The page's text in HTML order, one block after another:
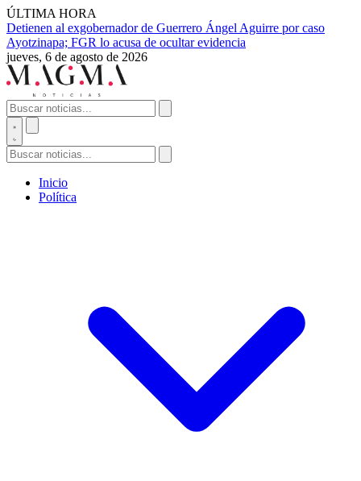
ÚLTIMA HORA
Detienen al exgobernador de Guerrero Ángel Aguirre por caso
Ayotzinapa; FGR lo acusa de ocultar evidencia
jueves, 6 de agosto de 2026
Inicio
Política